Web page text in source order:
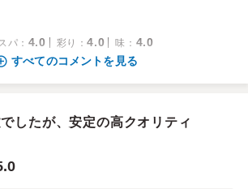
パ ： 4.0 彩り ：4.0 味 ： 4.0
すべてのコメントを見る
したが、安定の高クオリティ